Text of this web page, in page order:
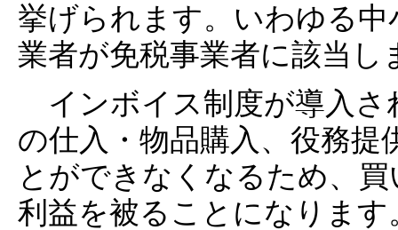
挙げられます。いわゆる
業者が免税事業者に該当し
インボイス制度が導入さ
の仕入・物品購入、役務
とができなくなるため、
利益を被ることになりま